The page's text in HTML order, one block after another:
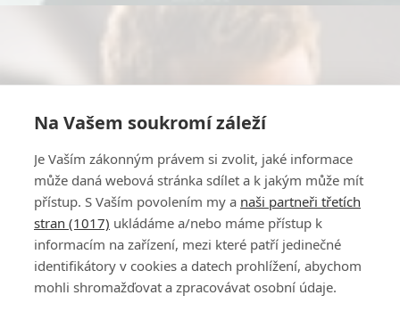
Na Vašem soukromí záleží
Je Vaším zákonným právem si zvolit, jaké informace
může daná webová stránka sdílet a k jakým může mít
přístup. S Vaším povolením my a naši partneři třetích
stran (1017) ukládáme a/nebo máme přístup k
informacím na zařízení, mezi které patří jedinečné
identifikátory v cookies a datech prohlížení, abychom
mohli shromažďovat a zpracovávat osobní údaje.